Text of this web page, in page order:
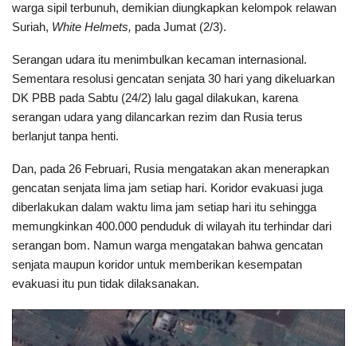
warga sipil terbunuh, demikian diungkapkan kelompok relawan
Suriah, White Helmets, pada Jumat (2/3).
Serangan udara itu menimbulkan kecaman internasional.
Sementara resolusi gencatan senjata 30 hari yang dikeluarkan
DK PBB pada Sabtu (24/2) lalu gagal dilakukan, karena
serangan udara yang dilancarkan rezim dan Rusia terus
berlanjut tanpa henti.
Dan, pada 26 Februari, Rusia mengatakan akan menerapkan
gencatan senjata lima jam setiap hari. Koridor evakuasi juga
diberlakukan dalam waktu lima jam setiap hari itu sehingga
memungkinkan 400.000 penduduk di wilayah itu terhindar dari
serangan bom. Namun warga mengatakan bahwa gencatan
senjata maupun koridor untuk memberikan kesempatan
evakuasi itu pun tidak dilaksanakan.